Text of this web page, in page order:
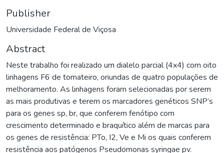
Publisher
Universidade Federal de Viçosa
Abstract
Neste trabalho foi realizado um dialelo parcial (4x4) com oito
linhagens F6 de tomateiro, oriundas de quatro populações de
melhoramento. As linhagens foram selecionadas por serem
as mais produtivas e terem os marcadores genéticos SNP’s
para os genes sp, br, que conferem fenótipo com
crescimento determinado e braquítico além de marcas para
os genes de resistência: PTo, I2, Ve e Mi os quais conferem
resistência aos patógenos Pseudomonas syringae pv.